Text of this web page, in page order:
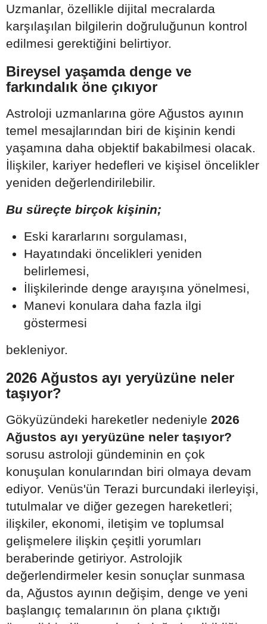
Uzmanlar, özellikle dijital mecralarda
karşılaşılan bilgilerin doğruluğunun kontrol
edilmesi gerektiğini belirtiyor.
Bireysel yaşamda denge ve
farkındalık öne çıkıyor
Astroloji uzmanlarına göre Ağustos ayının
temel mesajlarından biri de kişinin kendi
yaşamına daha objektif bakabilmesi olacak.
İlişkiler, kariyer hedefleri ve kişisel öncelikler
yeniden değerlendirilebilir.
Bu süreçte birçok kişinin;
Eski kararlarını sorgulaması,
Hayatındaki öncelikleri yeniden
belirlemesi,
İlişkilerinde denge arayışına yönelmesi,
Manevi konulara daha fazla ilgi
göstermesi
bekleniyor.
2026 Ağustos ayı yeryüzüne neler
taşıyor?
Gökyüzündeki hareketler nedeniyle 2026
Ağustos ayı yeryüzüne neler taşıyor?
sorusu astroloji gündeminin en çok
konuşulan konularından biri olmaya devam
ediyor. Venüs'ün Terazi burcundaki ilerleyişi,
tutulmalar ve diğer gezegen hareketleri;
ilişkiler, ekonomi, iletişim ve toplumsal
gelişmelere ilişkin çeşitli yorumları
beraberinde getiriyor. Astrolojik
değerlendirmeler kesin sonuçlar sunmasa
da, Ağustos ayının değişim, denge ve yeni
başlangıç temalarının ön plana çıktığı